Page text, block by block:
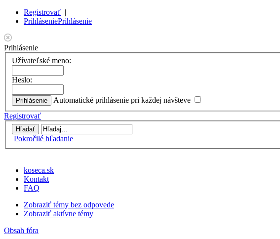
Registrovať |
PrihláseniePrihlásenie
Prihlásenie
Užívateľské meno:
Heslo:
Automatické prihlásenie pri každej návšteve
Registrovať
Pokročilé hľadanie
koseca.sk
Kontakt
FAQ
Zobraziť témy bez odpovede
Zobraziť aktívne témy
Obsah fóra